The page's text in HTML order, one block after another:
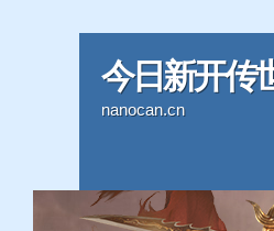
今日新开传
nanocan.cn